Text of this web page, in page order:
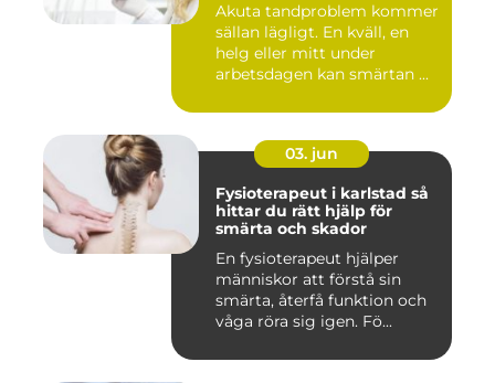
Akuta tandproblem kommer
sällan lägligt. En kväll, en
helg eller mitt under
arbetsdagen kan smärtan ...
03. jun
Fysioterapeut i karlstad så
hittar du rätt hjälp för
smärta och skador
En fysioterapeut hjälper
människor att förstå sin
smärta, återfå funktion och
våga röra sig igen. Fö...